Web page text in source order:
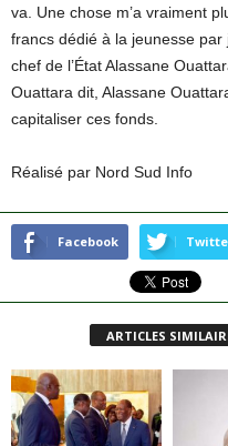
va. Une chose m’a vraiment
francs dédié à la jeunesse par
chef de l’État Alassane
Ouattara dit, Alassane
capitaliser ces fonds.
Réalisé par Nord Sud Info
Facebook
ARTICLES